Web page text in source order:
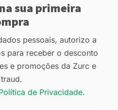
sua primeira
pessoais, autorizo a
para receber o desconto
e promoções da Zurc e
de Privacidade.